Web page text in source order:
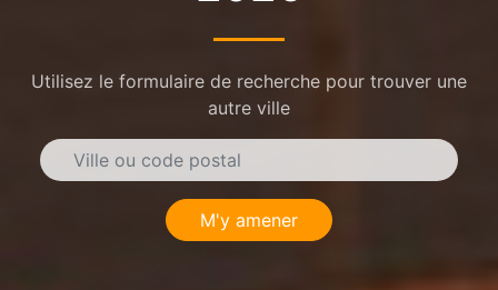
Utilisez le formulaire de recherche pour trouver une
autre ville
M'y amener